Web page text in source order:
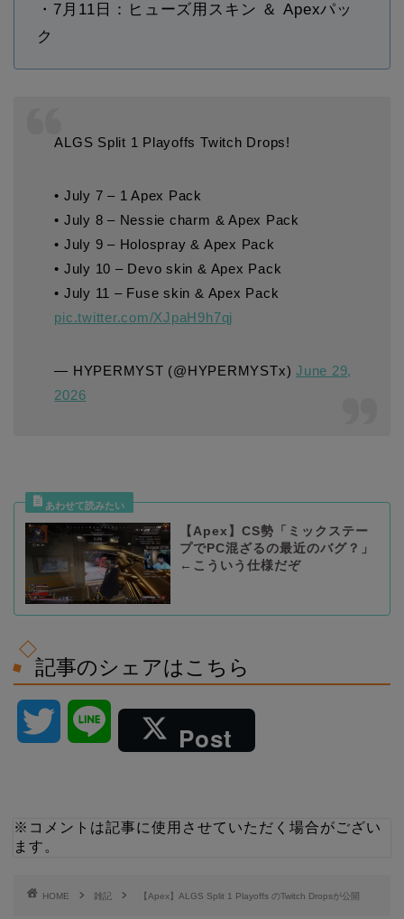
・7月11日：ヒューズ用スキン ＆ Apexパッ
ク
ALGS Split 1 Playoffs Twitch Drops!
• July 7 – 1 Apex Pack
• July 8 – Nessie charm & Apex Pack
• July 9 – Holospray & Apex Pack
• July 10 – Devo skin & Apex Pack
• July 11 – Fuse skin & Apex Pack
pic.twitter.com/XJpaH9h7qj
— HYPERMYST (@HYPERMYSTx)June 29,
2026
【Apex】CS勢「ミックステー
プでPC混ざるの最近のバグ？」
←こういう仕様だぞ
記事のシェアはこちら
t
Post
※コメントは記事に使用させていただく場合がござい
ます。
HOME 雑記 【Apex】ALGS Split 1 Playoffs のTwitch Dropsが公開